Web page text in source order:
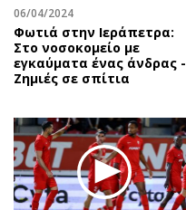
06/04/2024
Φωτιά στην Ιεράπετρα:
Στο νοσοκομείο με
εγκαύματα ένας άνδρας -
Ζημιές σε σπίτια